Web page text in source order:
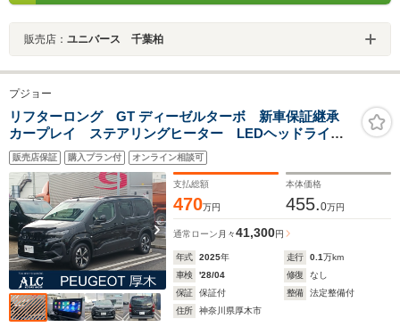
販売店： ユニバース 千葉柏
プジョー
リフターロング GT ディーゼルターボ 新車保証継承
カープレイ ステアリングヒーター LEDヘッドライ
ト スマートキー バックカメラ サイドカメラ
ACC レーンキープ ブラインドスポットモニター グ
リップコントロール ヒルディセント 純正17AW
販売店保証 購入プラン付 オンライン相談可
支払総額
470万円
本体価格
455.0万円
通常ローン 月々41,300円
年式 2025年 走行 0.1万km
車検
'28/04 修復
なし
保証
保証付 整備
法定整備付
住所
神奈川県厚木市